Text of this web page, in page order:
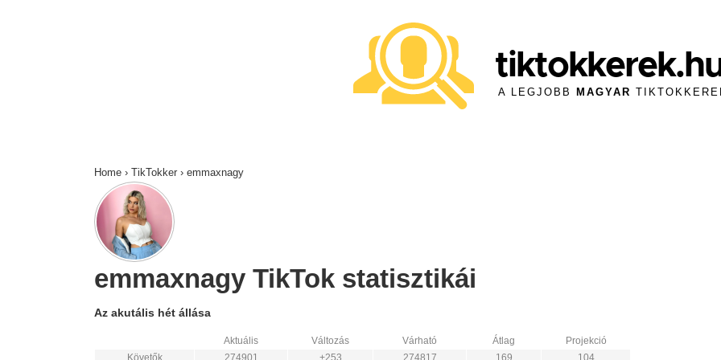
A LEGJOBB MAGYAR
Home › TikTokker › emmaxnagy
emmaxnagy TikTok statisztikái
Az akutális hét állása
Aktuális Változás Várható Átlag
Projekció
Követők
274901 +253 274817 169 104